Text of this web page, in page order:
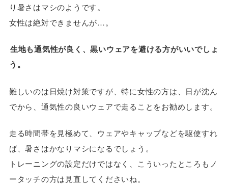
り暑さはマシのようです。
女性は絶対できませんが…。
生地も通気性が良く、黒いウェアを避ける方がいいでしょ
う。
難しいのは日焼け対策ですが、特に女性の方は、日が沈ん
でから、通気性の良いウェアで走ることをお勧めします。
走る時間帯を見極めて、ウェアやキャップなどを駆使すれ
ば、暑さはかなりマシになるでしょう。
トレーニングの設定だけではなく、こういったところもノ
ータッチの方は見直してくださいね。